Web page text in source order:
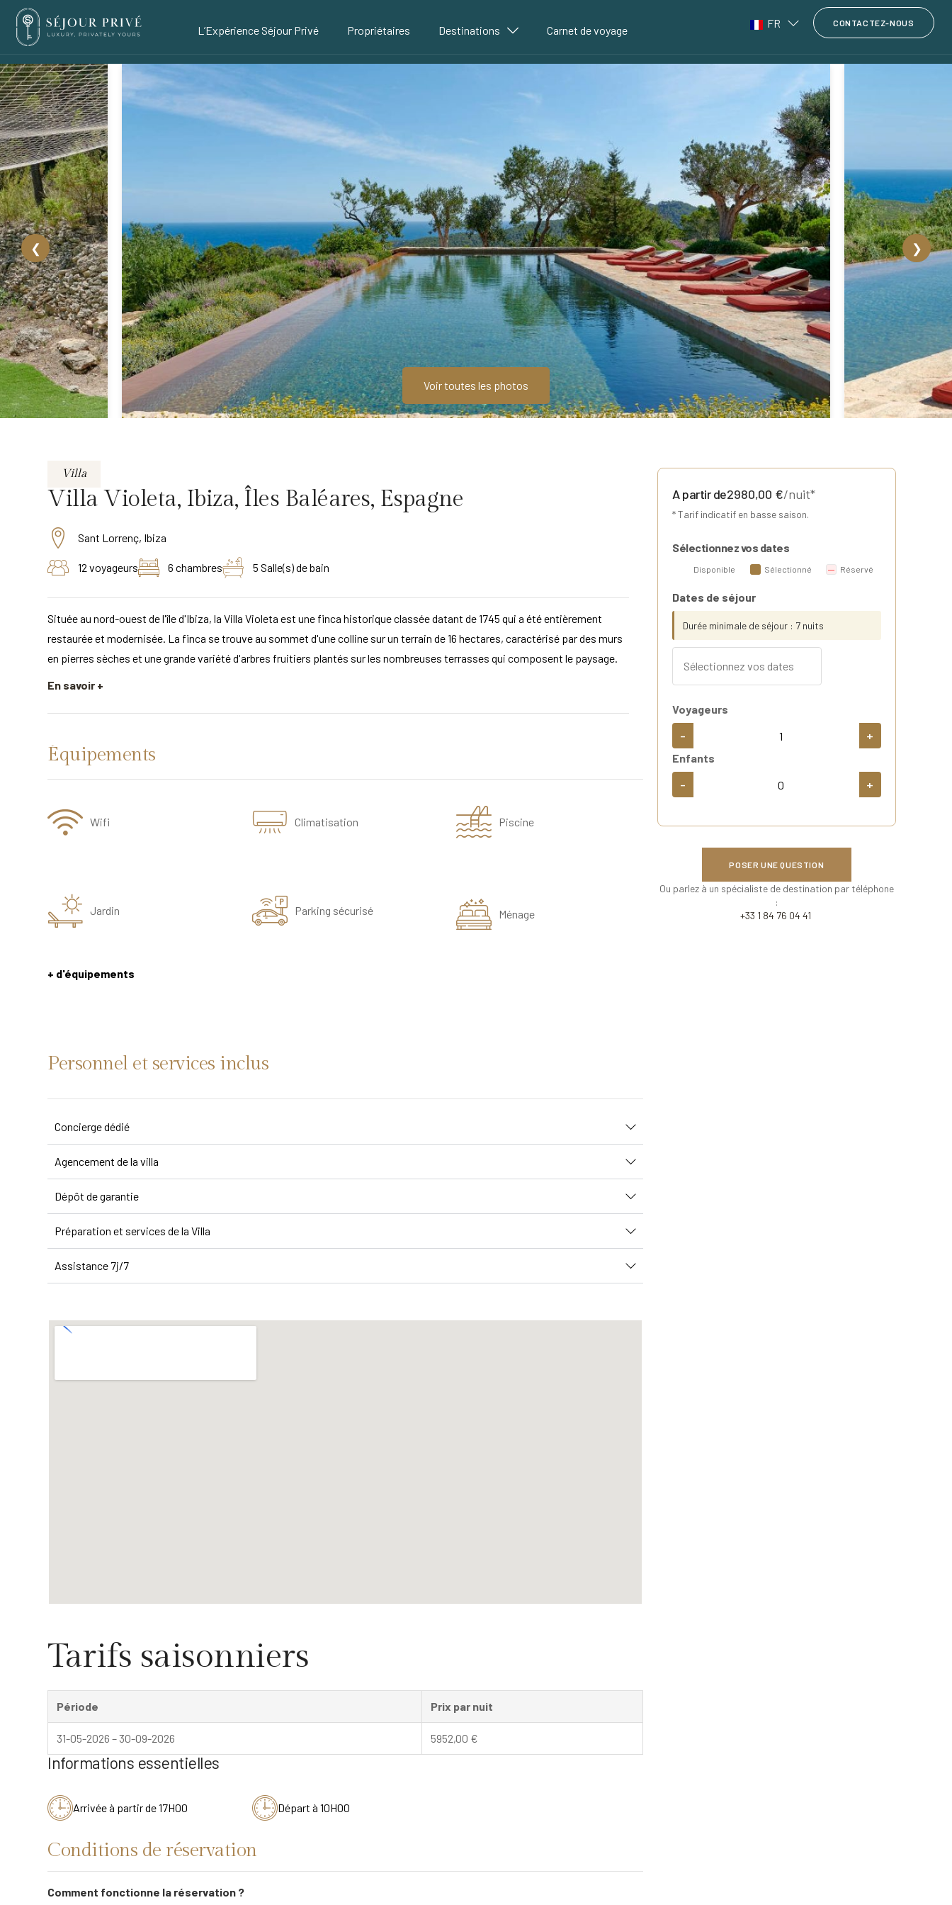
L’Expérience Séjour Privé Propriétaires Destinations Carnet de voyage
FR CONTACTEZ-NOUS
❮ ❯
Voir toutes les photos
Villa
Villa Violeta, Ibiza, Îles Baléares, Espagne
Sant Lorrenç, Ibiza
12 voyageurs 6 chambres 5 Salle(s) de bain
Située au nord-ouest de l'île d'Ibiza, la Villa Violeta est une finca historique classée datant de 1745 qui a été entièrement
restaurée et modernisée. La finca se trouve au sommet d'une colline sur un terrain de 16 hectares, caractérisé par des murs
en pierres sèches et une grande variété d'arbres fruitiers plantés sur les nombreuses terrasses qui composent le paysage.
En savoir +
Équipements
Wifi Climatisation Piscine
Jardin Parking sécurisé Ménage
+ d'équipements
Personnel et services inclus
Concierge dédié
Agencement de la villa
Dépôt de garantie
Préparation et services de la Villa
Assistance 7j/7
Tarifs saisonniers
Période Prix par nuit
31-05-2026 – 30-09-2026 5952,00 €
Informations essentielles
Arrivée à partir de 17H00 Départ à 10H00
Conditions de réservation
Comment fonctionne la réservation ?
A partir de2980,00 €/nuit*
* Tarif indicatif en basse saison.
Sélectionnez vos dates
Disponible Sélectionné Réservé
Dates de séjour
Durée minimale de séjour : 7 nuits
Voyageurs
- +
Enfants
- +
POSER UNE QUESTION
Ou parlez à un spécialiste de destination par téléphone
:
+33 1 84 76 04 41